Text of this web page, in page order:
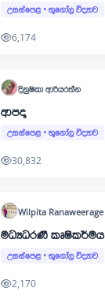
උසස්පෙළ •භූගෝල විද්‍යාව
6,174
දිනුෂිකා ආරියරත්න
ආපදා
උසස්පෙළ •භූගෝල විද්‍යාව
30,832
Wilpita Ranaweerage
මධ්‍යධරණී කෘෂිකර්මය
උසස්පෙළ •භූගෝල විද්‍යාව
2,170